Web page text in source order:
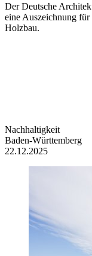
Der Deutsche
eine Auszeichnung
Holzbau.
Nachhaltigkeit
Baden-Württemberg
22.12.2025